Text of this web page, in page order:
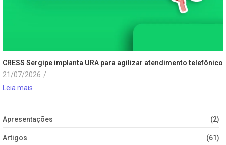
CRESS Sergipe implanta URA para agilizar atendimento telefônico
21/07/2026 /
Leia mais
Apresentações (2)
Artigos (61)